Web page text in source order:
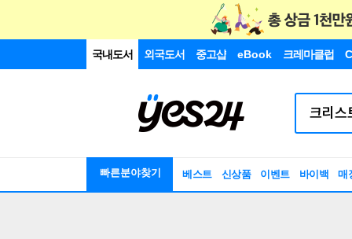
국내도서 외국도서 중고샵 eBook 크레마클럽
빠른분야찾기 베스트 신상품 이벤트 바이백 매